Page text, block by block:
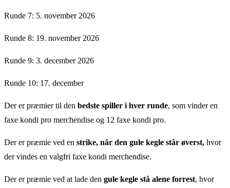
Runde 7: 5. november 2026
Runde 8: 19. november 2026
Runde 9: 3. december 2026
Runde 10: 17. december
Der er præmier til den bedste spiller i hver runde, som vinder en
faxe kondi pro merchendise og 12 faxe kondi pro.
Der er præmie ved en strike, når den gule kegle står øverst, hvor
der vindes en valgfri faxe kondi merchendise.
Der er præmie ved at lade den gule kegle stå alene forrest, hvor